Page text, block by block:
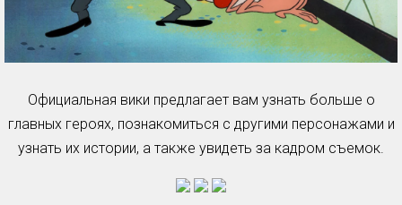
Официальная вики предлагает вам узнать больше о
главных героях, познакомиться с другими персонажами и
узнать их истории, а также увидеть за кадром съемок.